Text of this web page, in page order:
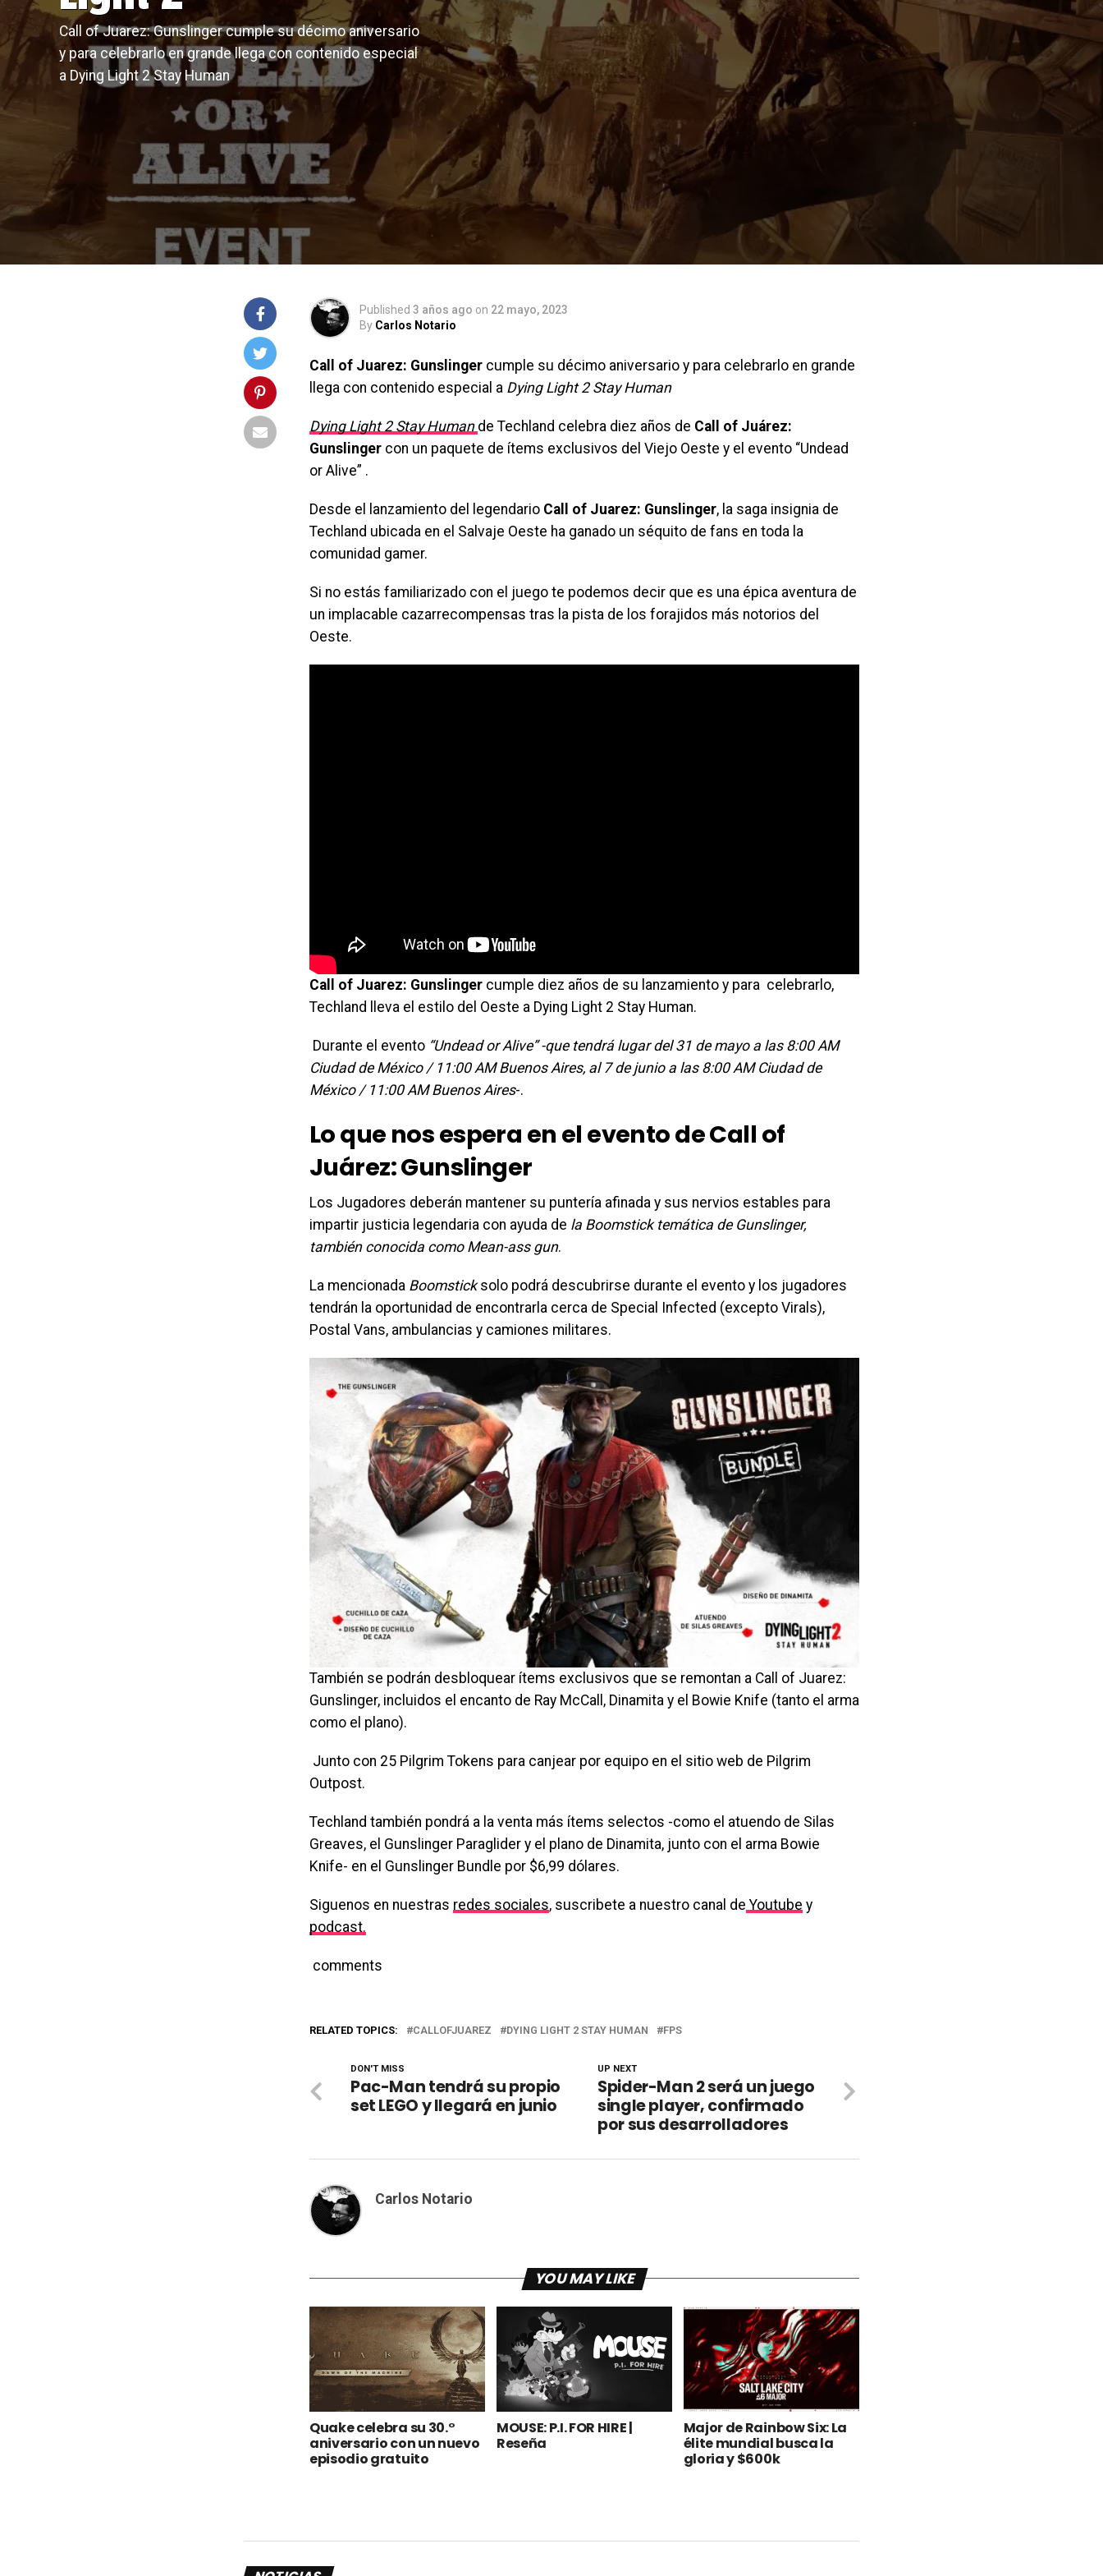
Call of Juarez: Gunslinger cumple su décimo aniversario
y para celebrarlo en grande llega con contenido especial
a Dying Light 2 Stay Human
Published 3 años ago on 22 mayo, 2023
By Carlos Notario
Call of Juarez: Gunslinger cumple su décimo aniversario y para celebrarlo en grande
llega con contenido especial a Dying Light 2 Stay Human
Dying Light 2 Stay Human de Techland celebra diez años de Call of Juárez:
Gunslinger con un paquete de ítems exclusivos del Viejo Oeste y el evento “Undead
or Alive” .
Desde el lanzamiento del legendario Call of Juarez: Gunslinger, la saga insignia de
Techland ubicada en el Salvaje Oeste ha ganado un séquito de fans en toda la
comunidad gamer.
Si no estás familiarizado con el juego te podemos decir que es una épica aventura de
un implacable cazarrecompensas tras la pista de los forajidos más notorios del
Oeste.
Call of Juarez: Gunslinger cumple diez años de su lanzamiento y para celebrarlo,
Techland lleva el estilo del Oeste a Dying Light 2 Stay Human.
Durante el evento “Undead or Alive” -que tendrá lugar del 31 de mayo a las 8:00 AM
Ciudad de México / 11:00 AM Buenos Aires, al 7 de junio a las 8:00 AM Ciudad de
México / 11:00 AM Buenos Aires-.
Lo que nos espera en el evento de Call of
Juárez: Gunslinger
Los Jugadores deberán mantener su puntería afinada y sus nervios estables para
impartir justicia legendaria con ayuda de la Boomstick temática de Gunslinger,
también conocida como Mean-ass gun.
La mencionada Boomsticksolo podrá descubrirse durante el evento y los jugadores
tendrán la oportunidad de encontrarla cerca de Special Infected (excepto Virals),
Postal Vans, ambulancias y camiones militares.
También se podrán desbloquear ítems exclusivos que se remontan a Call of Juarez:
Gunslinger, incluidos el encanto de Ray McCall, Dinamita y el Bowie Knife (tanto el arma
como el plano).
Junto con 25 Pilgrim Tokens para canjear por equipo en el sitio web de Pilgrim
Outpost.
Techland también pondrá a la venta más ítems selectos -como el atuendo de Silas
Greaves, el Gunslinger Paraglider y el plano de Dinamita, junto con el arma Bowie
Knife- en el Gunslinger Bundle por $6,99 dólares.
Siguenos en nuestras redes sociales, suscribete a nuestro canal de Youtube y
podcast.
comments
RELATED TOPICS: CALLOFJUAREZ DYING LIGHT 2 STAY HUMAN FPS
UP NEXT
Spider-Man 2 será un juego
single player, confirmado
por sus desarrolladores
DON'T MISS
Pac-Man tendrá su propio
set LEGO y llegará en junio
Carlos Notario
YOU MAY LIKE
Quake celebra su 30.°
aniversario con un nuevo
episodio gratuito
MOUSE: P.I. FOR HIRE |
Reseña
Major de Rainbow Six: La
élite mundial busca la
gloria y $600k